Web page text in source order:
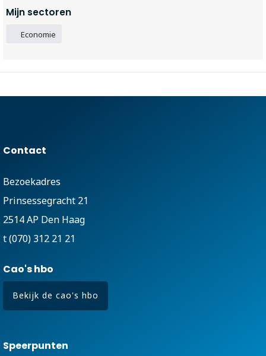
Mijn sectoren
Economie
Contact
Bezoekadres
Prinsessegracht 21
2514 AP Den Haag
t (070) 312 21 21
Cao's hbo
Bekijk de cao's hbo
Speerpunten